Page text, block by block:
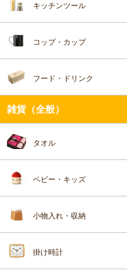
キッチンツール
コップ・カップ
フード・ドリンク
雑貨（全般）
タオル
ベビー・キッズ
小物入れ・収納
掛け時計